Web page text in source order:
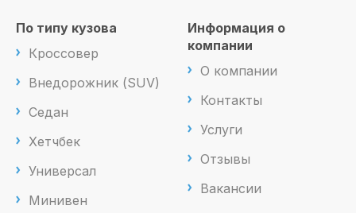
По типу кузова
Кроссовер
Внедорожник (SUV)
Седан
Хетчбек
Универсал
Минивен
Информация о
компании
О компании
Контакты
Услуги
Отзывы
Вакансии